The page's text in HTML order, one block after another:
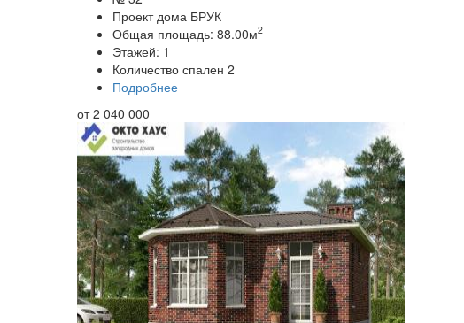
Проект дома БРУК
Общая площадь: 88.00м2
Этажей: 1
Количество спален 2
Подробнее
от2 040 000